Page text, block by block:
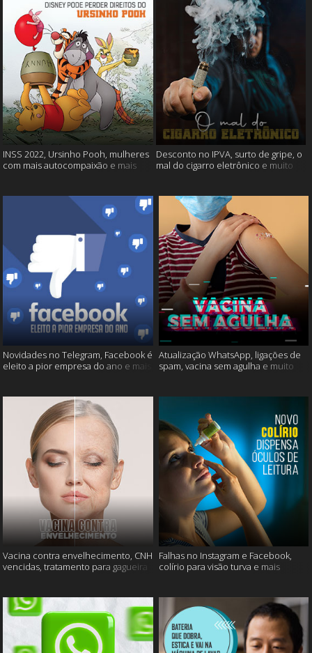
INSS 2022, Ursinho Pooh, mulheres
com mais autocompaixão e mais
Desconto no IPVA, surto de gripe, o
mal do cigarro eletrônico e muito
Novidades no Telegram, Facebook é
eleito a pior empresa do ano e mais
Atualização WhatsApp, ligações de
spam, vacina sem agulha e muito
Vacina contra envelhecimento, CNH
vencidas, tratamento para gagueira
Falhas no Instagram e Facebook,
colírio para visão turva e mais